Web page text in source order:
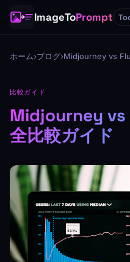
ImageToPrompt
ホーム›ブログ›Midjourney vs
比較ガイド
Midjourney vs
全比較ガイド